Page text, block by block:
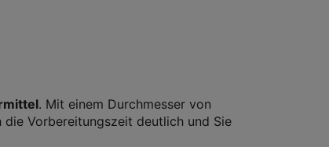
. Mit einem Durchmesser von
Vorbereitungszeit deutlich und Sie